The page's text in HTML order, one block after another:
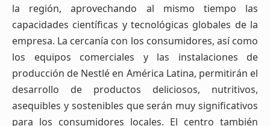
la región, aprovechando al mismo tiempo las
capacidades científicas y tecnológicas globales de la
empresa. La cercanía con los consumidores, así como
los equipos comerciales y las instalaciones de
producción de Nestlé en América Latina, permitirán el
desarrollo de productos deliciosos, nutritivos,
asequibles y sostenibles que serán muy significativos
para los consumidores locales. El centro también